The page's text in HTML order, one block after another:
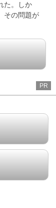
た。しか
その問題が
PR